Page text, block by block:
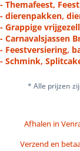
- Themafeest,
- dierenpakken,
- Grappige
- Carnavalsjassen
- Feestversiering,
- Schmink,
* Alle prijzen
Afhalen in
Verzend en